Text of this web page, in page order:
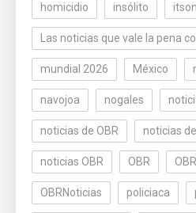
homicidio insólito itson
Las noticias que vale la pena
mundial 2026 México
navojoa nogales
noticias de OBR noticias
noticias OBR OBR
OBRNoticias policiaca